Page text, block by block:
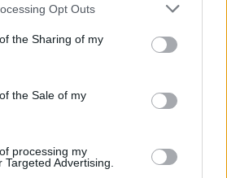
Opt Outs
the Sharing of my
the Sale of my
processing my
Advertising.
di avere ucciso 8 membri di
di Chimalhuacan a Città
altri 7 tra cui due
I minori che uccidono